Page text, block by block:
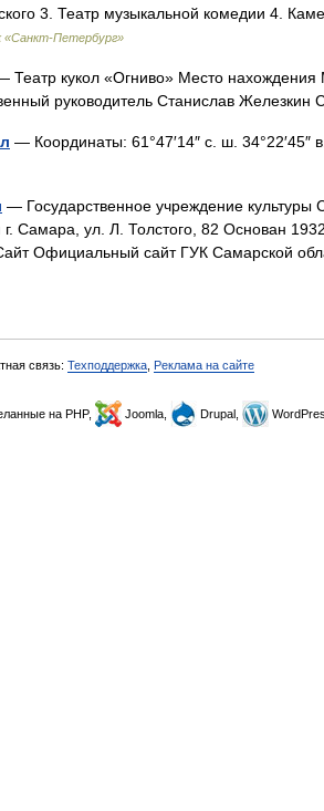
3. Театр музыкальной комедии 4.
«Санкт-Петербург»
Театр кукол «Огниво» Место
руководитель Станислав
— Координаты: 61°47′14″ с. ш. 34°22′45″
— Государственное учреждение культуры
г. Самара, ул. Л. Толстого, 82 Основан
Официальный сайт ГУК Самарской
связь: Техподдержка Реклама на сайте
на PHP, Joomla, Drupal,